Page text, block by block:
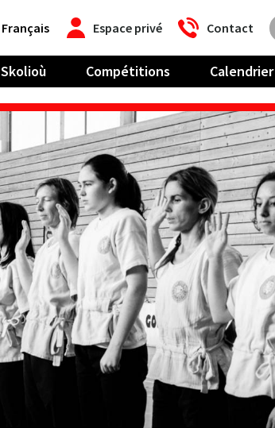
Français Espace privé Contact
Skolioù Compétitions Calendrier